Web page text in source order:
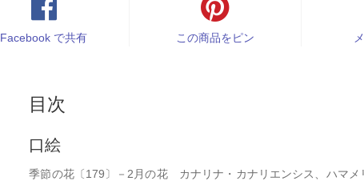
Facebook で共有 この商品をピン
目次
口絵
季節の花〔179〕－2月の花 カナリナ・カナリエンシス、ハマメ